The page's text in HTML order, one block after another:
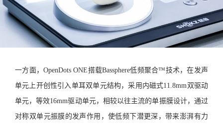
一方面，OpenDots ONE搭载Bassphere低频聚合™技术，在发声
单元上开创性引入单耳双单元结构，采用内磁式11.8mm双驱动
单元，等效16mm驱动单元，相较以往主流的单振膜设计，通过
对称双单元振膜的发声作用，使低频下潜更深，带来澎湃有力